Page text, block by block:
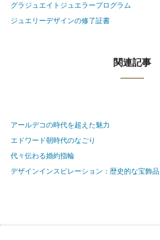
グラジュエイトジュエラープログラム
ジュエリーデザインの修了証書
関連記事
アールデコの時代を超えた魅力
エドワード朝時代のなごり
代々伝わる婚約指輪
デザインインスピレーション：歴史的な宝飾品